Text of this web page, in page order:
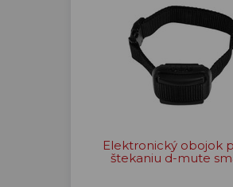
Elektronický obojok
štekaniu d-mute